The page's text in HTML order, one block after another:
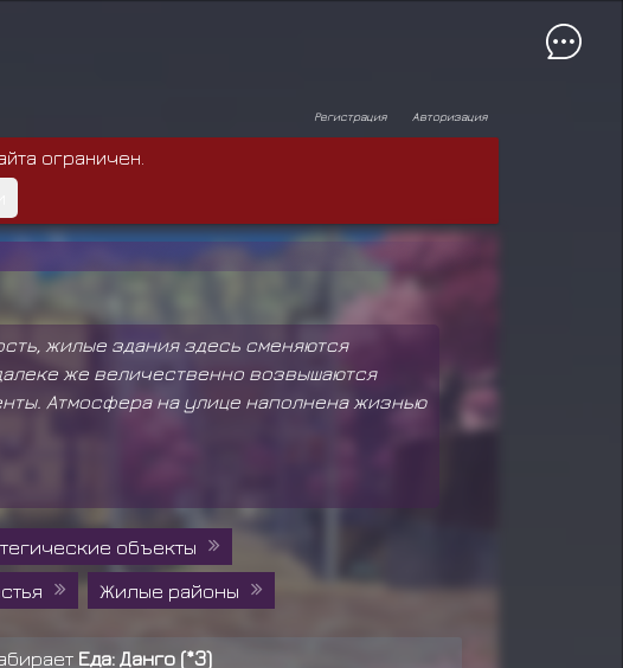
Авторизация
Регистрация
ограничен.
жилые здания здесь сменяются
же величественно возвышаются
Атмосфера на улице наполнена жизнью
объекты
Жилые районы
Еда: Данго (*3)